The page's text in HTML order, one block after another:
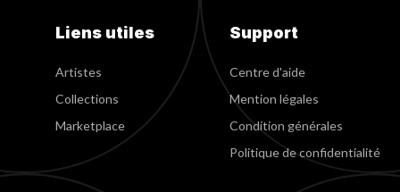
Liens utiles
Artistes
Collections
Marketplace
Support
Centre d'aide
Mention légales
Condition générales
Politique de confidentialité